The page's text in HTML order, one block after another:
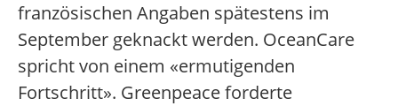
französischen Angaben spätestens im
September geknackt werden. OceanCare
spricht von einem «ermutigenden
Fortschritt». Greenpeace forderte